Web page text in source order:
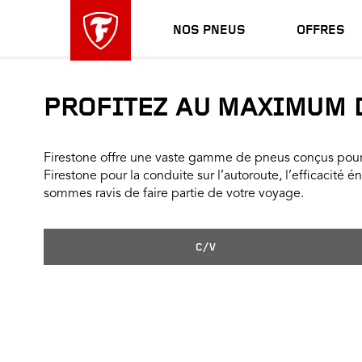
NOS PNEUS OFFRES
skipped
PROFITEZ AU MAXIMUM
Firestone offre une vaste gamme de pneus conçus
Firestone pour la conduite sur l’autoroute, l’efficacité
sommes ravis de faire partie de votre voyage.
C/V